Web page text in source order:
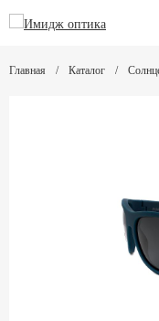
Главная Каталог